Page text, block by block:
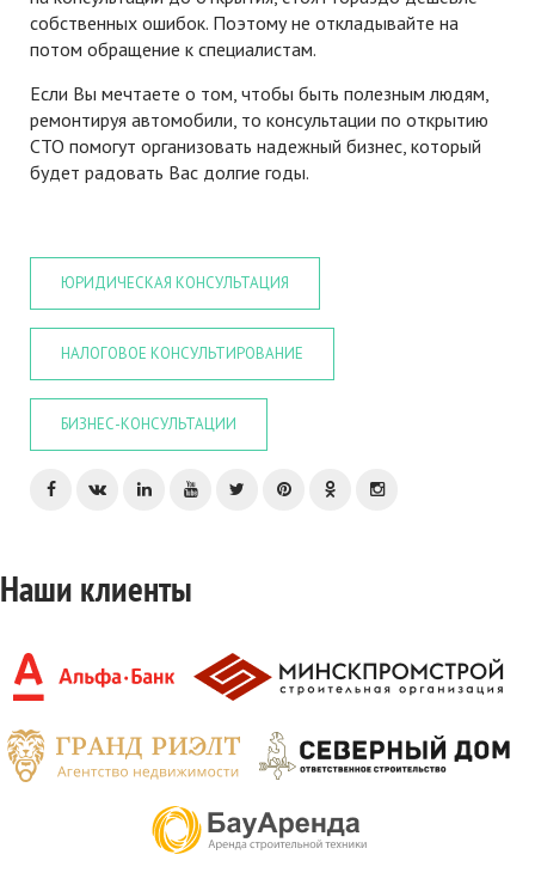
собственных ошибок. Поэтому не откладывайте на
потом обращение к специалистам.
Если Вы мечтаете о том, чтобы быть полезным людям,
ремонтируя автомобили, то консультации по открытию
СТО помогут организовать надежный бизнес, который
будет радовать Вас долгие годы.
ЮРИДИЧЕСКАЯ КОНСУЛЬТАЦИЯ
НАЛОГОВОЕ КОНСУЛЬТИРОВАНИЕ
БИЗНЕС-КОНСУЛЬТАЦИИ
Наши клиенты